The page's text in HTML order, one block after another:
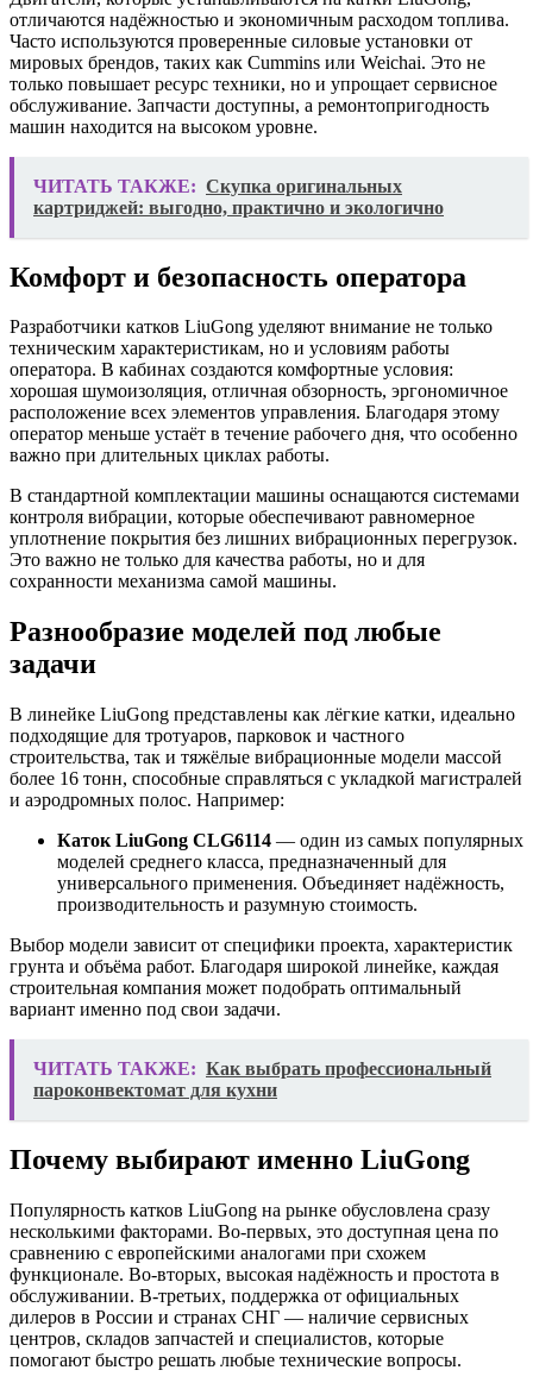
отличаются надёжностью и экономичным расходом топлива.
Часто используются проверенные силовые установки от
мировых брендов, таких как Cummins или Weichai. Это не
только повышает ресурс техники, но и упрощает сервисное
обслуживание. Запчасти доступны, а ремонтопригодность
машин находится на высоком уровне.
ЧИТАТЬ ТАКЖЕ: Скупка оригинальных
картриджей: выгодно, практично и экологично
Комфорт и безопасность оператора
Разработчики катков LiuGong уделяют внимание не только
техническим характеристикам, но и условиям работы
оператора. В кабинах создаются комфортные условия:
хорошая шумоизоляция, отличная обзорность, эргономичное
расположение всех элементов управления. Благодаря этому
оператор меньше устаёт в течение рабочего дня, что особенно
важно при длительных циклах работы.
В стандартной комплектации машины оснащаются системами
контроля вибрации, которые обеспечивают равномерное
уплотнение покрытия без лишних вибрационных перегрузок.
Это важно не только для качества работы, но и для
сохранности механизма самой машины.
Разнообразие моделей под любые
задачи
В линейке LiuGong представлены как лёгкие катки, идеально
подходящие для тротуаров, парковок и частного
строительства, так и тяжёлые вибрационные модели массой
более 16 тонн, способные справляться с укладкой магистралей
и аэродромных полос. Например:
Каток LiuGong CLG6114 — один из самых популярных
моделей среднего класса, предназначенный для
универсального применения. Объединяет надёжность,
производительность и разумную стоимость.
Выбор модели зависит от специфики проекта, характеристик
грунта и объёма работ. Благодаря широкой линейке, каждая
строительная компания может подобрать оптимальный
вариант именно под свои задачи.
ЧИТАТЬ ТАКЖЕ: Как выбрать профессиональный
пароконвектомат для кухни
Почему выбирают именно LiuGong
Популярность катков LiuGong на рынке обусловлена сразу
несколькими факторами. Во-первых, это доступная цена по
сравнению с европейскими аналогами при схожем
функционале. Во-вторых, высокая надёжность и простота в
обслуживании. В-третьих, поддержка от официальных
дилеров в России и странах СНГ — наличие сервисных
центров, складов запчастей и специалистов, которые
помогают быстро решать любые технические вопросы.